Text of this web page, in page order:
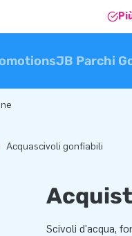
JB Parchi
Acquascivoli gonfiabili
Scivoli d'acqua,